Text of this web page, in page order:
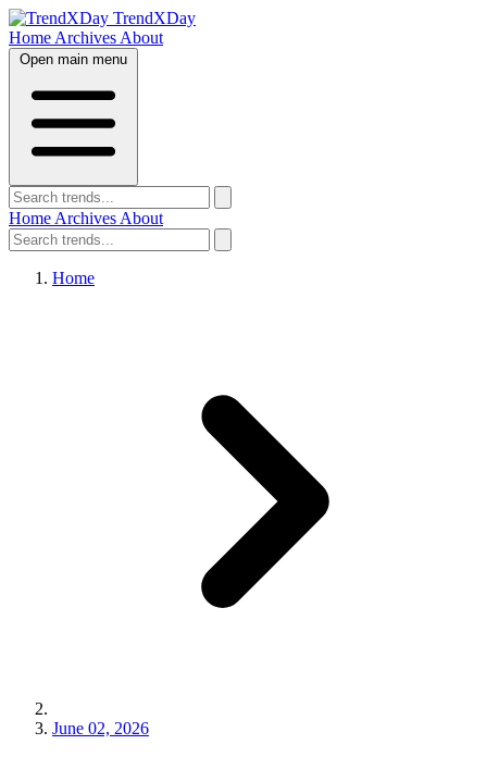
TrendXDay
Home Archives About
Open main menu
Home Archives About
Home
June 02, 2026